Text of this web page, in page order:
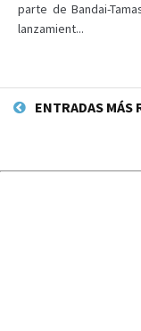
parte de Bandai-
lanzamient...
ENTRADAS MÁS